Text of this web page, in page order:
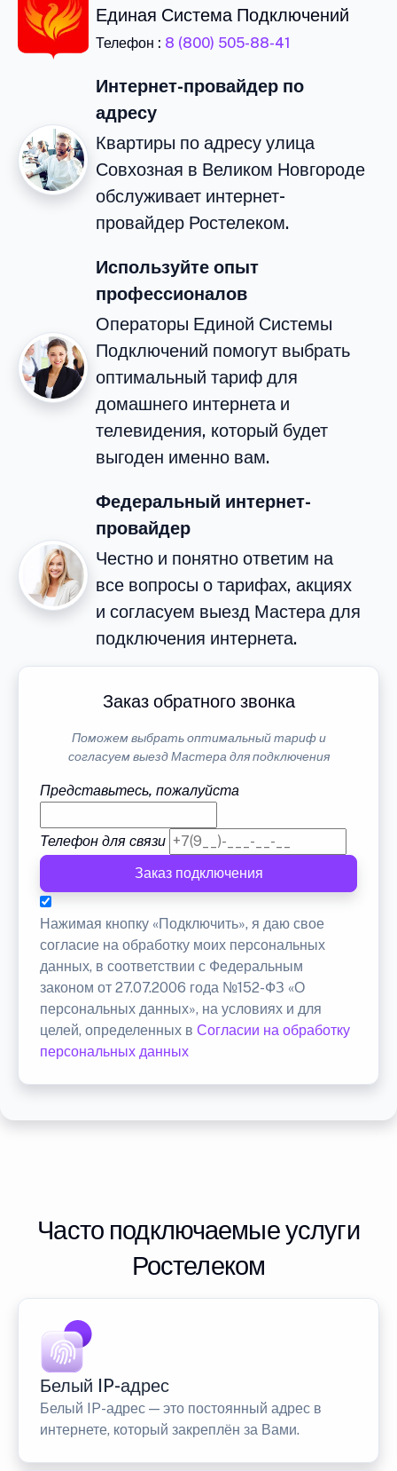
Единая Система Подключений
Телефон : 8 (800) 505-88-41
Интернет-провайдер по
адресу
Квартиры по адресу улица
Совхозная в Великом Новгороде
обслуживает интернет-
провайдер Ростелеком.
Используйте опыт
профессионалов
Операторы Единой Системы
Подключений помогут выбрать
оптимальный тариф для
домашнего интернета и
телевидения, который будет
выгоден именно вам.
Федеральный интернет-
провайдер
Честно и понятно ответим на
все вопросы о тарифах, акциях
и согласуем выезд Мастера для
подключения интернета.
Заказ обратного звонка
Поможем выбрать оптимальный тариф и
согласуем выезд Мастера для подключения
Представьтесь, пожалуйста
Телефон для связи
Заказ подключения
Нажимая кнопку «Подключить», я даю свое
согласие на обработку моих персональных
данных, в соответствии с Федеральным
законом от 27.07.2006 года №152-ФЗ «О
персональных данных», на условиях и для
целей, определенных в Согласии на обработку
персональных данных
Часто подключаемые услуги
Ростелеком
Белый IP-адрес
Белый IP-адрес — это постоянный адрес в
интернете, который закреплён за Вами.